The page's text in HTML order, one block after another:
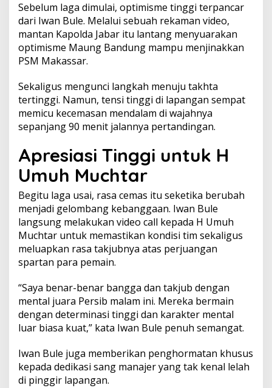
u
a
r
a
3
K
l
i
Sebelum laga dimulai, optimisme tinggi terpancar
dari Iwan Bule. Melalui sebuah rekaman video,
mantan Kapolda Jabar itu lantang menyuarakan
optimisme Maung Bandung mampu menjinakkan
PSM Makassar.
Sekaligus mengunci langkah menuju takhta
tertinggi. Namun, tensi tinggi di lapangan sempat
memicu kecemasan mendalam di wajahnya
sepanjang 90 menit jalannya pertandingan.
Apresiasi Tinggi untuk H
Umuh Muchtar
Begitu laga usai, rasa cemas itu seketika berubah
menjadi gelombang kebanggaan. Iwan Bule
langsung melakukan video call kepada H Umuh
Muchtar untuk memastikan kondisi tim sekaligus
meluapkan rasa takjubnya atas perjuangan
spartan para pemain.
“Saya benar-benar bangga dan takjub dengan
mental juara Persib malam ini. Mereka bermain
dengan determinasi tinggi dan karakter mental
luar biasa kuat,” kata Iwan Bule penuh semangat.
Iwan Bule juga memberikan penghormatan khusus
kepada dedikasi sang manajer yang tak kenal lelah
di pinggir lapangan.